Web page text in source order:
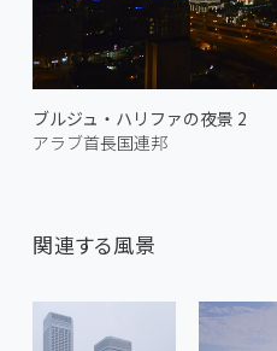
ブルジュ・ハリファの夜景 2
アラブ首長国連邦
関連する風景